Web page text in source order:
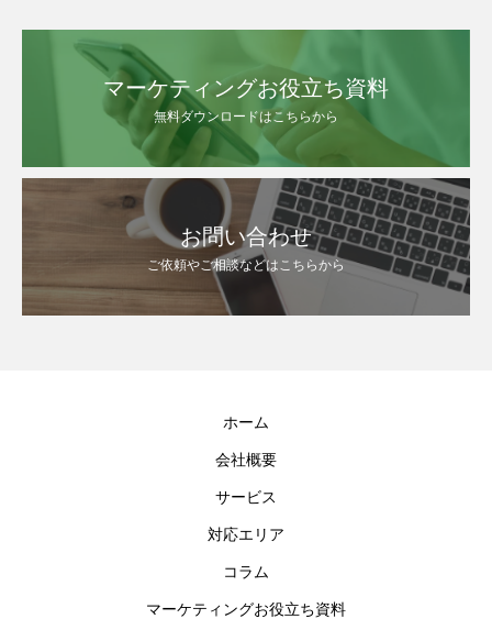
マーケティングお役立ち資料
無料ダウンロードはこちらから
お問い合わせ
ご依頼やご相談などはこちらから
ホーム
会社概要
サービス
対応エリア
コラム
マーケティングお役⽴ち資料